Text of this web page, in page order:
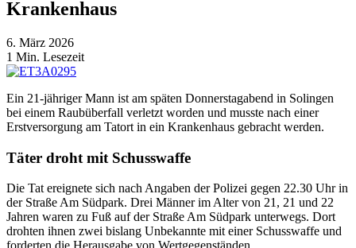
Krankenhaus
6. März 2026
1 Min. Lesezeit
Ein 21-jähriger Mann ist am späten Donnerstagabend in Solingen
bei einem Raubüberfall verletzt worden und musste nach einer
Erstversorgung am Tatort in ein Krankenhaus gebracht werden.
Täter droht mit Schusswaffe
Die Tat ereignete sich nach Angaben der Polizei gegen 22.30 Uhr in
der Straße Am Südpark. Drei Männer im Alter von 21, 21 und 22
Jahren waren zu Fuß auf der Straße Am Südpark unterwegs. Dort
drohten ihnen zwei bislang Unbekannte mit einer Schusswaffe und